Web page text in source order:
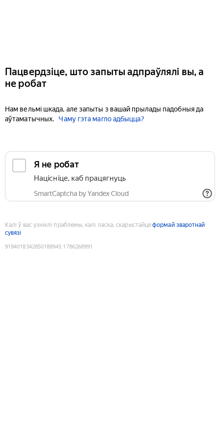
Пацвердзіце, што запыты адпраўлялі вы, а
не робат
Нам вельмі шкада, але запыты з вашай прылады падобныя да
аўтаматычных.
Чаму гэта магло адбыцца?
Я не робат
Націсніце, каб працягнуць
SmartCaptcha by Yandex Cloud
Калі ў вас узніклі праблемы, калі ласка, скарыстайцеформай зваротнай
сувязі
9194018342850188945:1786268991